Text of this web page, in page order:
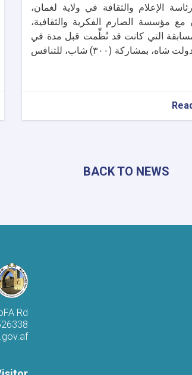
الإعلام والثقافة في ولاية لغمان،
مع مؤسسة الصارم الفكرية والثقافية،
التي كانت قد نُظِّمت قبل مدة في
مديرية دولت شاه، بمشاركة (٣٠٠) شاب، للتنافس
بالمرسوم
رقم
في
BACK TO NEWS
Rd